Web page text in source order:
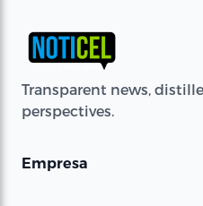
Transparent news,
perspectives.
Empresa